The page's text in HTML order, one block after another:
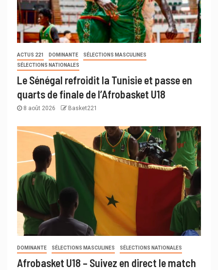
ACTUS 221 DOMINANTE
SÉLECTIONS MASCULINES
SÉLECTIONS NATIONALES
Le Sénégal refroidit la Tunisie et passe en
quarts de finale de l’Afrobasket U18
8 août 2026 Basket221
DOMINANTE SÉLECTIONS MASCULINES SÉLECTIONS NATIONALES
Afrobasket U18 – Suivez en direct le match